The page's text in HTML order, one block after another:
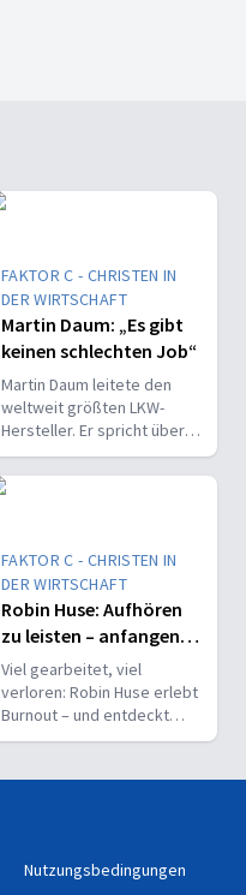
FAKTOR C - CHRISTEN IN
DER WIRTSCHAFT
Martin Daum: „Es gibt
keinen schlechten Job“
Martin Daum leitete den
weltweit größten LKW-
Hersteller. Er spricht über
Verantwortung, Führung,
Glauben – und warum es
keinen schlechten Job gibt.
FAKTOR C - CHRISTEN IN
DER WIRTSCHAFT
Robin Huse: Aufhören
zu leisten – anfangen
zu hören
Viel gearbeitet, viel
verloren: Robin Huse erlebt
Burnout – und entdeckt
einen neuen Weg, bei dem
Gottes Wille zählt.
Nutzungsbedingungen